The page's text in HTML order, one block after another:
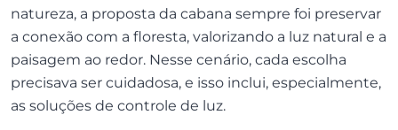
natureza, a proposta da cabana sempre foi preservar
a conexão com a floresta, valorizando a luz natural e a
paisagem ao redor. Nesse cenário, cada escolha
precisava ser cuidadosa, e isso inclui, especialmente,
as soluções de controle de luz.